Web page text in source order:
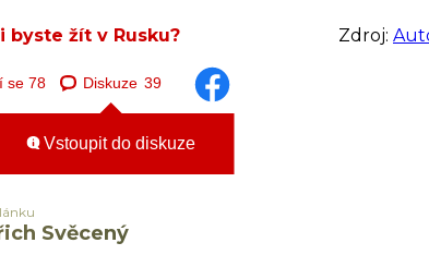
byste žít v Rusku? Zdroj:
Diskuze 39
Vstoupit do diskuze
Svěcený